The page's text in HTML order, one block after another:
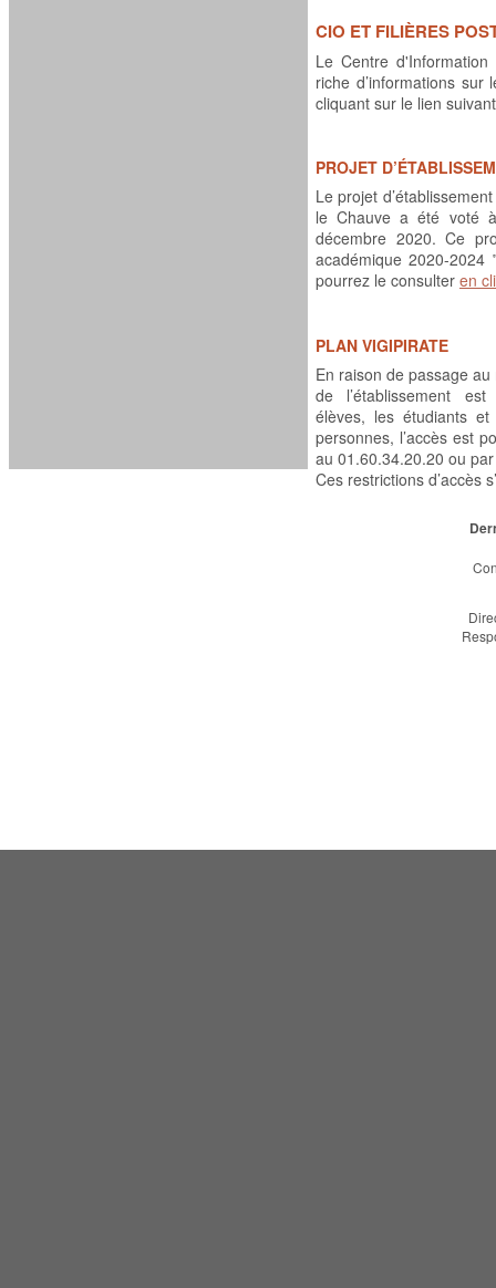
CIO ET FILIÈRES
Le Centre
riche d’informations
cliquant sur le lien
PROJET
Le projet
le Chauve a été voté à
décembre 2020. Ce
académique 2020-2024
pourrez le consulter en
PLAN VIGIPIRATE
En raison de passage au
de l’établissement
élèves, les étudiants
personnes, l’accès est
au 01.60.34.20.20 ou
Ces restrictions d’accès